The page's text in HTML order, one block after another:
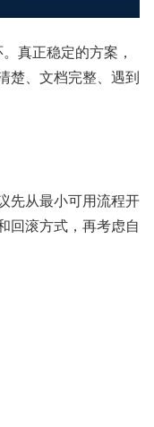
真正稳定的方案，
楚、文档完整、遇到
先从最小可用流程开
回滚方式，再考虑自